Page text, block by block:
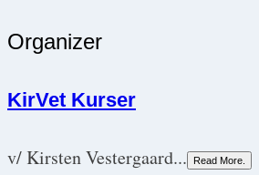
Organizer
KirVet Kurser
v/ Kirsten Vestergaard... Read More.